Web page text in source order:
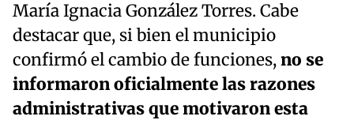
María Ignacia González Torres. Cabe
destacar que, si bien el municipio
confirmó el cambio de funciones,no se
informaron oficialmente las razones
administrativas que motivaron esta